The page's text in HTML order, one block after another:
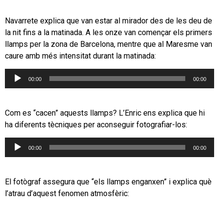
Navarrete explica que van estar al mirador des de les deu de
la nit fins a la matinada. A les onze van començar els primers
llamps per la zona de Barcelona, mentre que al Maresme van
caure amb més intensitat durant la matinada:
Reproductor
00:00 00:00
Com es “cacen” aquests llamps? L’Enric ens explica que hi
ha diferents tècniques per aconseguir fotografiar-los:
Reproductor
00:00 00:00
El fotògraf assegura que “els llamps enganxen” i explica què
l’atrau d’aquest fenomen atmosfèric: